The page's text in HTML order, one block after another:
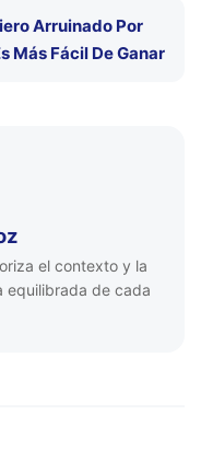
Arruinado Por
Más Fácil De Ganar
el contexto y la
equilibrada de cada